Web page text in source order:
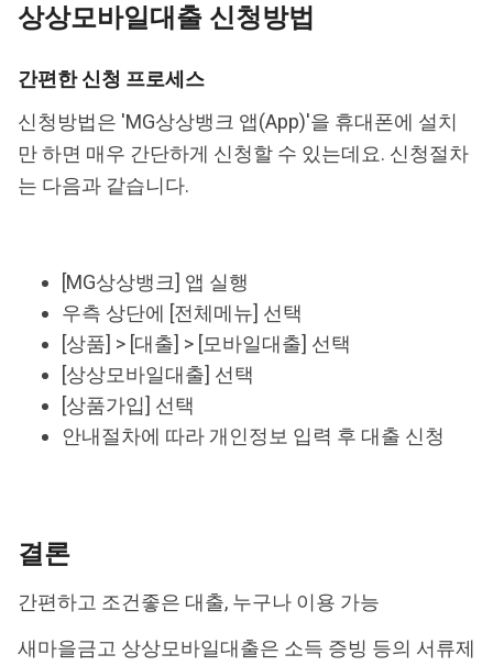
상상모바일대출 신청방법
간편한 신청 프로세스
신청방법은 'MG상상뱅크 앱(App)'을 휴대폰에 설치
만 하면 매우 간단하게 신청할 수 있는데요. 신청절차
는 다음과 같습니다.
[MG상상뱅크] 앱 실행
우측 상단에 [전체메뉴] 선택
[상품] > [대출] > [모바일대출] 선택
[상상모바일대출] 선택
[상품가입] 선택
안내절차에 따라 개인정보 입력 후 대출 신청
결론
간편하고 조건좋은 대출, 누구나 이용 가능
새마을금고 상상모바일대출은 소득 증빙 등의 서류제